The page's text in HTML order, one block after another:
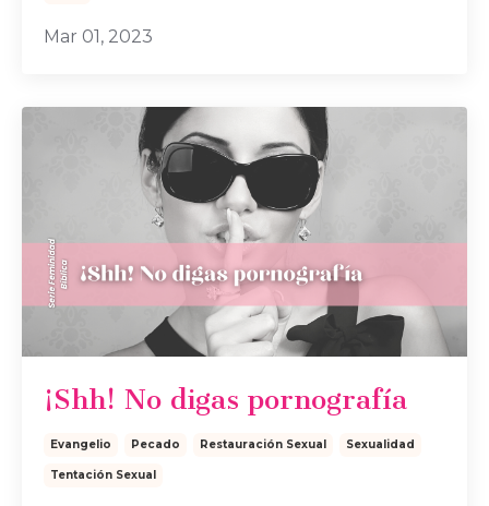
Mar 01, 2023
¡Shh! No digas pornografía
Evangelio Pecado Restauración Sexual Sexualidad
Tentación Sexual